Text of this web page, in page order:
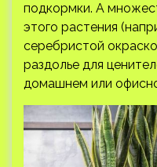
подкормки. А
этого растения
серебристой
раздолье для
домашнем или